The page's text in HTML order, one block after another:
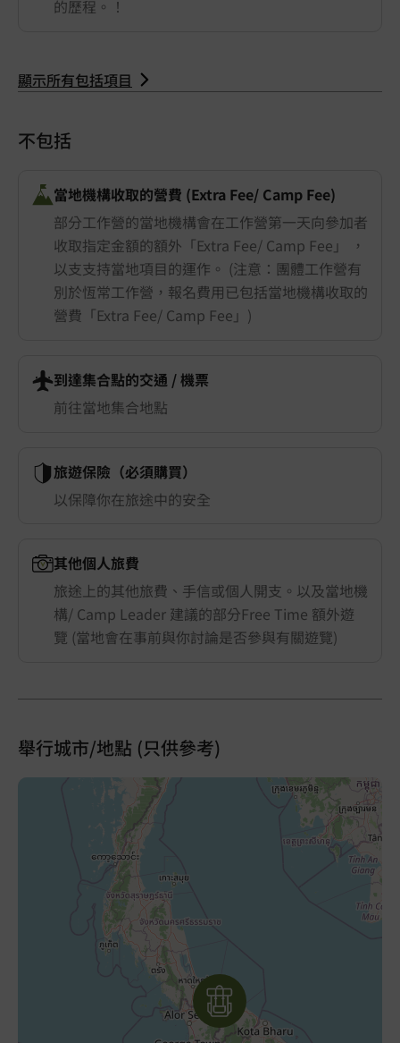
的歷程。！
顯示所有包括項目
不包括
當地機構收取的營費 (Extra Fee/ Camp Fee)
部分工作營的當地機構會在工作營第一天向參加者
收取指定金額的額外「Extra Fee/ Camp Fee」 ，
以支支持當地項目的運作。 (注意：團體工作營有
別於恆常工作營，報名費用已包括當地機構收取的
營費「Extra Fee/ Camp Fee」)
到達集合點的交通 ​/ 機票
前往當地集合地點
旅遊保險（必須購買）
以保障你在旅途中的安全
其他個人旅費
旅途上的其他旅費、手信或個人開支。以及當地機
構/ Camp Leader 建議的部分Free Time 額外遊
覽 (當地會在事前與你討論是否參與有關遊覽)
舉行城市/地點 (只供參考)